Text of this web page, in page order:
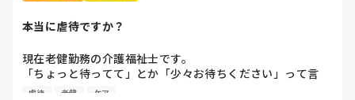
かない。やってるのは、ほぼ洗い物だの、見守り、洗濯、デ
えっ、えっ、えっとしか思いません。その人も非常勤だけど
ね。非常勤、無資格でもやってる人はやってる。この違いっ
本当に虐待ですか？
現在老健勤務の介護福祉士です。
「ちょっと待ってて」とか「少々お待ちください」って言
葉、よく使いませんか？私の施設ではこの言葉は「利用者本
虐待 老健 ケア